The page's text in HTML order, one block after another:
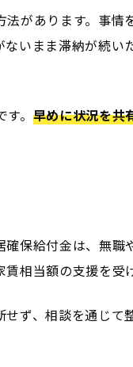
があります。事情
いまま滞納が続い
。 早めに状況を共
保給付金は、無職
相当額の支援を受
ず、相談を通じて